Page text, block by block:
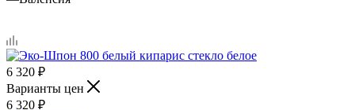
6 320 ₽
Варианты цен
6 320 ₽